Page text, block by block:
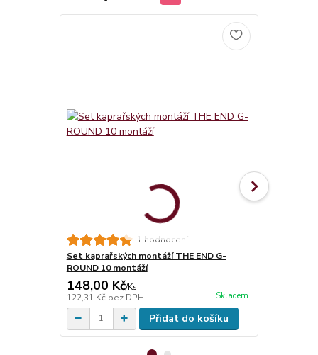
1 hodnocení
Set kaprařských montáží THE END G-
ROUND 10 montáží
148,00 Kč/Ks
122,31 Kč bez DPH Skladem
Přidat do košíku